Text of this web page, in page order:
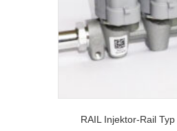
RAIL Injektor-Rail